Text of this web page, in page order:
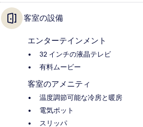
客室の設備
エンターテインメント
32 インチの液晶テレビ
有料ムービー
客室のアメニティ
温度調節可能な冷房と暖房
電気ポット
スリッパ